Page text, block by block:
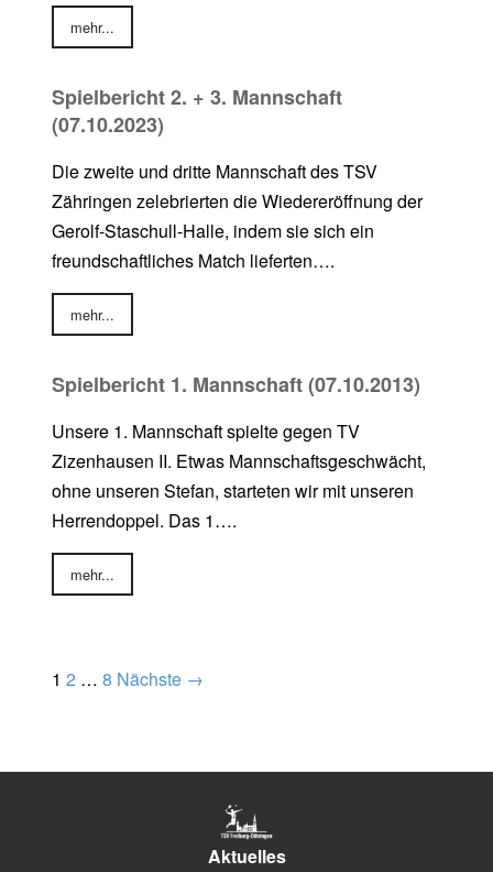
mehr...
Spielbericht 2. + 3. Mannschaft
(07.10.2023)
Die zweite und dritte Mannschaft des TSV
Zähringen zelebrierten die Wiedereröffnung der
Gerolf-Staschull-Halle, indem sie sich ein
freundschaftliches Match lieferten….
mehr...
Spielbericht 1. Mannschaft (07.10.2013)
Unsere 1. Mannschaft spielte gegen TV
Zizenhausen II. Etwas Mannschaftsgeschwächt,
ohne unseren Stefan, starteten wir mit unseren
Herrendoppel. Das 1….
mehr...
1 2 … 8 Nächste →
Aktuelles